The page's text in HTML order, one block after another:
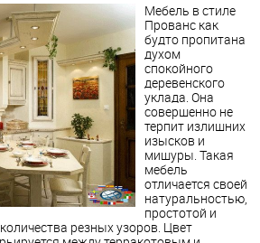
Мебель в стиле
Прованс как
будто пропитана
духом
спокойного
деревенского
уклада. Она
совершенно не
терпит излишних
изысков и
мишуры. Такая
мебель
отличается своей
натуральностью,
простотой и
резных узоров. Цвет